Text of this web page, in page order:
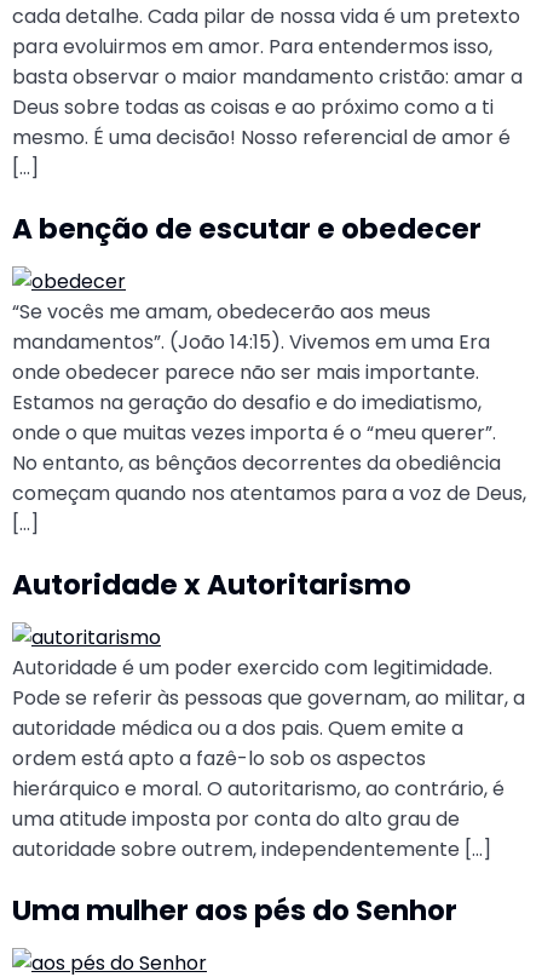
cada detalhe. Cada pilar de nossa vida é um pretexto
para evoluirmos em amor. Para entendermos isso,
basta observar o maior mandamento cristão: amar a
Deus sobre todas as coisas e ao próximo como a ti
mesmo. É uma decisão! Nosso referencial de amor é
[…]
A benção de escutar e obedecer
“Se vocês me amam, obedecerão aos meus
mandamentos”. (João 14:15). Vivemos em uma Era
onde obedecer parece não ser mais importante.
Estamos na geração do desafio e do imediatismo,
onde o que muitas vezes importa é o “meu querer”.
No entanto, as bênçãos decorrentes da obediência
começam quando nos atentamos para a voz de Deus,
[…]
Autoridade x Autoritarismo
Autoridade é um poder exercido com legitimidade.
Pode se referir às pessoas que governam, ao militar, a
autoridade médica ou a dos pais. Quem emite a
ordem está apto a fazê-lo sob os aspectos
hierárquico e moral. O autoritarismo, ao contrário, é
uma atitude imposta por conta do alto grau de
autoridade sobre outrem, independentemente […]
Uma mulher aos pés do Senhor